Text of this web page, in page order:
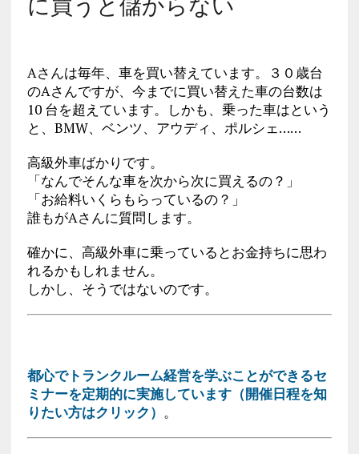
Aさんは毎年、車を買い替えています。３０歳台
のAさんですが、今までに買い替えた車の台数は
10 台を超えています。しかも、乗った車はという
と、BMW、ベンツ、アウディ、ポルシェ……
高級外車ばかりです。
「なんでそんな車を次から次に買えるの？」
「お給料いくらもらっているの？」
誰もがAさんに質問します。
確かに、高級外車に乗っているとお金持ちに思わ
れるかもしれません。
しかし、そうではないのです。
都心でトランクルーム経営を学ぶことができるセ
ミナーを定期的に実施しています（開催日程を知
りたい方はクリック） 。